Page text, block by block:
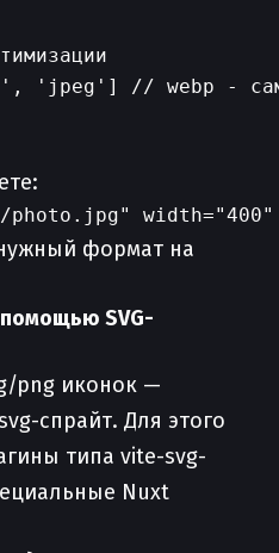
'jpeg'] // webp -
формат на
SVG-
png иконок —
спрайт. Для этого
типа vite-svg-
Nuxt